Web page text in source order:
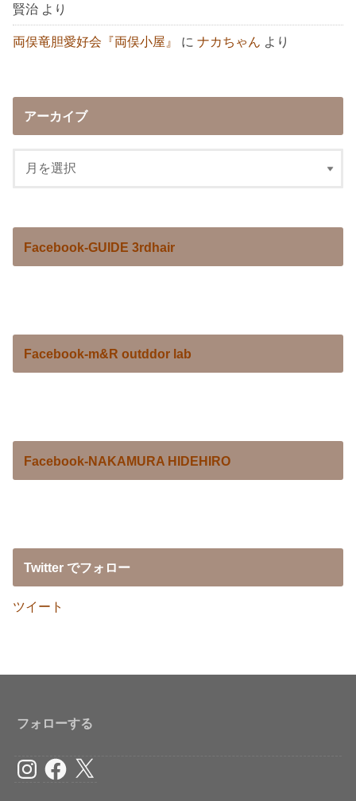
賢治 より
両俣竜胆愛好会『両俣小屋』 にナカちゃん より
アーカイブ
Facebook-GUIDE 3rdhair
Facebook-m&R outddor lab
Facebook-NAKAMURA HIDEHIRO
Twitter でフォロー
ツイート
フォローする
InstagramFacebook
X